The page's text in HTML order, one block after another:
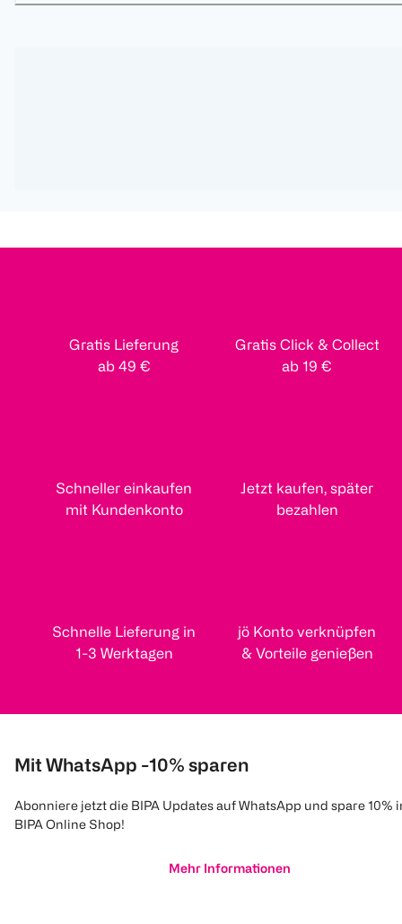
Gratis Lieferung
ab 49 €
Gratis Click & Collect
ab 19 €
Schneller einkaufen
mit Kundenkonto
Jetzt kaufen, später
bezahlen
Schnelle Lieferung in
1-3 Werktagen
jö Konto verknüpfen
& Vorteile genießen
Mit WhatsApp -10% sparen
Abonniere jetzt die BIPA Updates auf WhatsApp und spare 10%
BIPA Online Shop!
Mehr Informationen